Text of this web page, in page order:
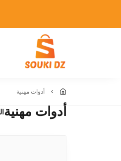
أدوات مهنية
أدوات مهنية